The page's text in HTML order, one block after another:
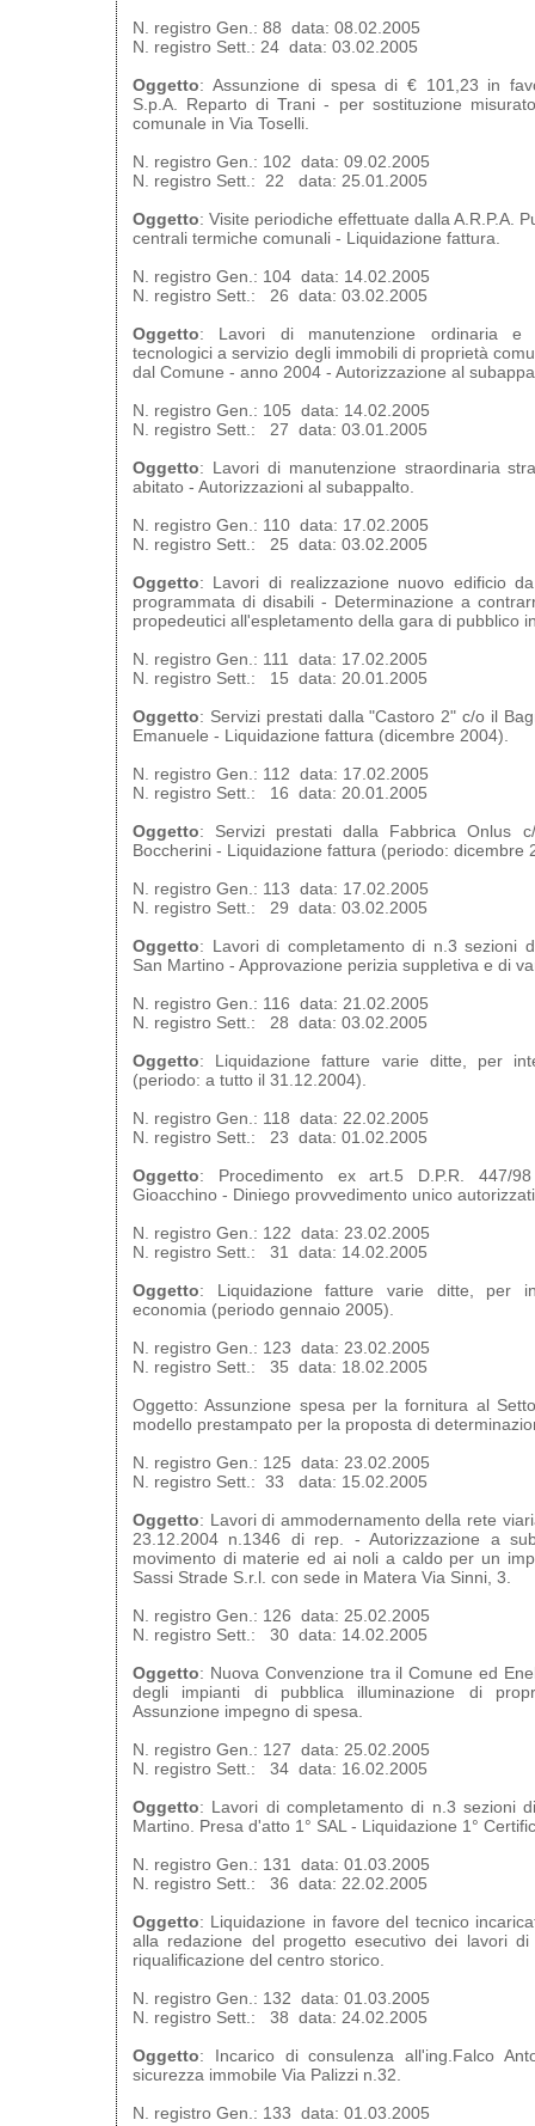
N. registro Gen.: 88 data: 08.02.2005
N. registro Sett.: 24 data: 03.02.2005
Oggetto: Assunzione di spesa di € 101,23 in
S.p.A. Reparto di Trani - per sostituzione
comunale in Via Toselli.
N. registro Gen.: 102 data: 09.02.2005
N. registro Sett.: 22 data: 25.01.2005
Oggetto: Visite periodiche effettuate dalla A.R.P.A.
centrali termiche comunali - Liquidazione fattura.
N. registro Gen.: 104 data: 14.02.2005
N. registro Sett.: 26 data: 03.02.2005
Oggetto: Lavori di manutenzione ordinaria e
tecnologici a servizio degli immobili di proprietà
dal Comune - anno 2004 - Autorizzazione al
N. registro Gen.: 105 data: 14.02.2005
N. registro Sett.: 27 data: 03.01.2005
Oggetto: Lavori di manutenzione straordinaria
abitato - Autorizzazioni al subappalto.
N. registro Gen.: 110 data: 17.02.2005
N. registro Sett.: 25 data: 03.02.2005
Oggetto: Lavori di realizzazione nuovo edificio
programmata di disabili - Determinazione a
propedeutici all'espletamento della gara di pubblico
N. registro Gen.: 111 data: 17.02.2005
N. registro Sett.: 15 data: 20.01.2005
Oggetto: Servizi prestati dalla "Castoro 2" c/o il
Emanuele - Liquidazione fattura (dicembre 2004).
N. registro Gen.: 112 data: 17.02.2005
N. registro Sett.: 16 data: 20.01.2005
Oggetto: Servizi prestati dalla Fabbrica Onlus
Boccherini - Liquidazione fattura (periodo: dicembre
N. registro Gen.: 113 data: 17.02.2005
N. registro Sett.: 29 data: 03.02.2005
Oggetto: Lavori di completamento di n.3 sezioni
San Martino - Approvazione perizia suppletiva e di
N. registro Gen.: 116 data: 21.02.2005
N. registro Sett.: 28 data: 03.02.2005
Oggetto: Liquidazione fatture varie ditte, per
(periodo: a tutto il 31.12.2004).
N. registro Gen.: 118 data: 22.02.2005
N. registro Sett.: 23 data: 01.02.2005
Oggetto: Procedimento ex art.5 D.P.R. 447/
Gioacchino - Diniego provvedimento unico
N. registro Gen.: 122 data: 23.02.2005
N. registro Sett.: 31 data: 14.02.2005
Oggetto: Liquidazione fatture varie ditte, per
economia (periodo gennaio 2005).
N. registro Gen.: 123 data: 23.02.2005
N. registro Sett.: 35 data: 18.02.2005
Oggetto: Assunzione spesa per la fornitura al
modello prestampato per la proposta di
N. registro Gen.: 125 data: 23.02.2005
N. registro Sett.: 33 data: 15.02.2005
Oggetto: Lavori di ammodernamento della rete
23.12.2004 n.1346 di rep. - Autorizzazione a
movimento di materie ed ai noli a caldo per un
Sassi Strade S.r.l. con sede in Matera Via Sinni, 3.
N. registro Gen.: 126 data: 25.02.2005
N. registro Sett.: 30 data: 14.02.2005
Oggetto: Nuova Convenzione tra il Comune ed
degli impianti di pubblica illuminazione di
Assunzione impegno di spesa.
N. registro Gen.: 127 data: 25.02.2005
N. registro Sett.: 34 data: 16.02.2005
Oggetto: Lavori di completamento di n.3 sezioni
Martino. Presa d'atto 1° SAL - Liquidazione 1°
N. registro Gen.: 131 data: 01.03.2005
N. registro Sett.: 36 data: 22.02.2005
Oggetto: Liquidazione in favore del tecnico
alla redazione del progetto esecutivo dei lavori
riqualificazione del centro storico.
N. registro Gen.: 132 data: 01.03.2005
N. registro Sett.: 38 data: 24.02.2005
Oggetto: Incarico di consulenza all'ing.Falco
sicurezza immobile Via Palizzi n.32.
N. registro Gen.: 133 data: 01.03.2005